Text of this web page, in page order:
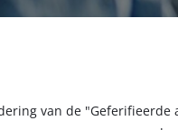
van de